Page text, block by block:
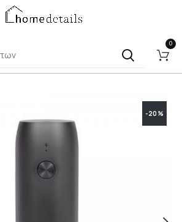
0
-20%